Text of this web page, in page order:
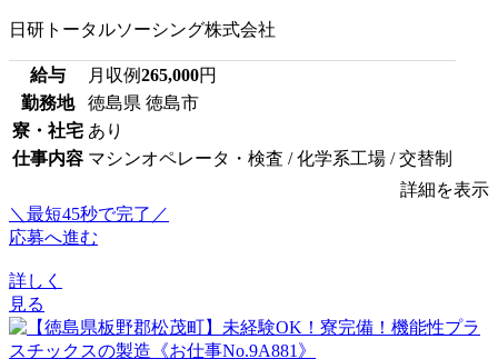
日研トータルソーシング株式会社
給与 月収例265,000円
勤務地
徳島県 徳島市
寮・社宅 あり
仕事内容 マシンオペレータ・検査 / 化学系工場 / 交替制
詳細を表示
＼最短45秒で完了／
応募へ進む
詳しく
見る